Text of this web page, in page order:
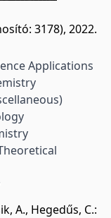
3178), 2022.
Applications
A., Hegedűs, C.: